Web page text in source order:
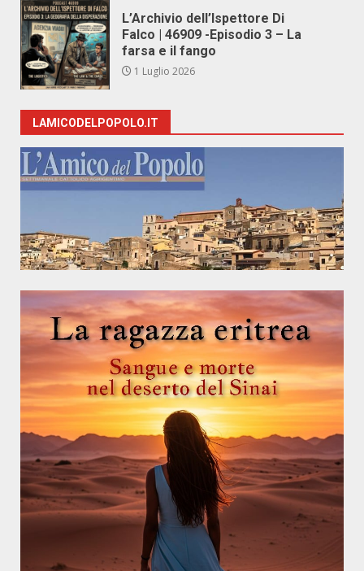
L’Archivio dell’Ispettore Di
Falco | 46909 -Episodio 3 – La
farsa e il fango
1 Luglio 2026
LAMICODELPOPOLO.IT